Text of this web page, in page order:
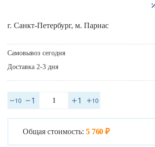
г. Санкт-Петербург, м. Парнас
Самовывоз сегодня
Доставка 2-3 дня
Общая стоимость: 5 760 ₽